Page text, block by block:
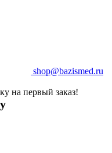
shop@bazismed.ru
на первый заказ!